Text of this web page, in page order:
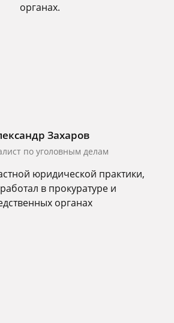
органах.
Захаров
по уголовным делам
юридической практики,
в прокуратуре и
органах